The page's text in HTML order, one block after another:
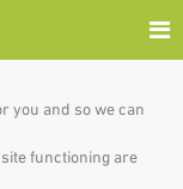
you and so we can
functioning are